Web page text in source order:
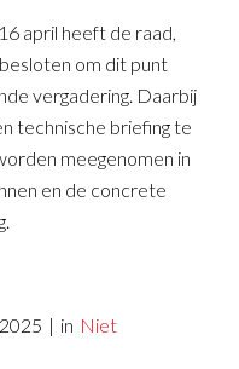
april heeft de raad,
om dit punt
vergadering. Daarbij
technische briefing te
meegenomen in
en de concrete
| in Niet